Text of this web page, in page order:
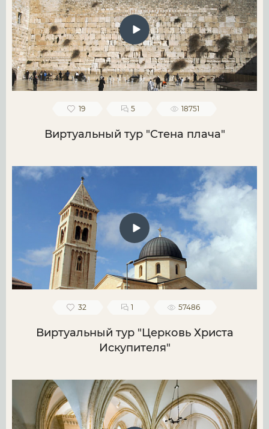
19 5 18751
Виртуальный тур "Стена плача"
32 1 57486
Виртуальный тур "Церковь Христа
Искупителя"